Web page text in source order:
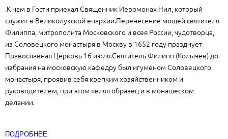
.К нам в Гости приехал Священник Иеромонах Нил, который
служит в Великолукской епархии.Перенесение мощей святителя
Филиппа, митрополита Московского и всея России, чудотворца,
из Соловецкого монастыря в Москву в 1652 году празднует
Православная Церковь 16 июля.Святитель Филипп (Колычев) до
избрания на московскую кафедру был игуменом Соловецкого
монастыря, проявив себя крепким хозяйственником и
руководителем, при этом являя образец и в монашеском
делании.
ПОДРОБНЕЕ